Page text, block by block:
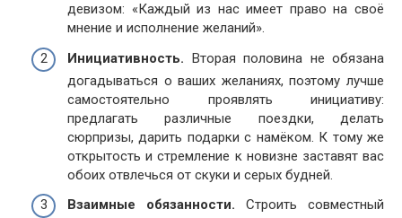
девизом: «Каждый из нас имеет право на своё
мнение и исполнение желаний».
Инициативность. Вторая половина не обязана
догадываться о ваших желаниях, поэтому лучше
самостоятельно проявлять инициативу:
предлагать различные поездки, делать
сюрпризы, дарить подарки с намёком. К тому же
открытость и стремление к новизне заставят вас
обоих отвлечься от скуки и серых будней.
Взаимные обязанности. Строить совместный